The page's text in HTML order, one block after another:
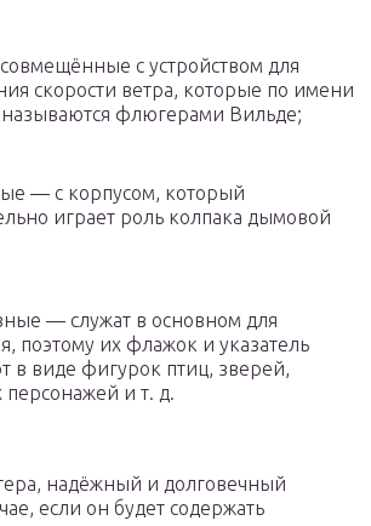
с устройством для
скорости ветра, которые по имени
называются флюгерами Вильде;
— с корпусом, который
играет роль колпака дымовой
— служат в основном для
поэтому их флажок и указатель
в виде фигурок птиц, зверей,
персонажей и т. д.
надёжный и долговечный
если он будет содержать